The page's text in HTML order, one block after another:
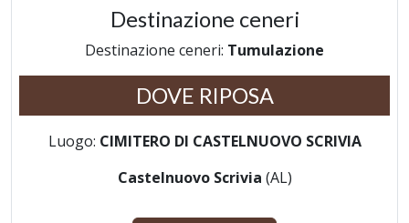
Destinazione ceneri
Destinazione ceneri: Tumulazione
DOVE RIPOSA
Luogo: CIMITERO DI CASTELNUOVO SCRIVIA
Castelnuovo Scrivia (AL)